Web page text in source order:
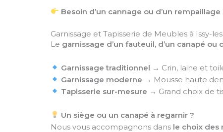
Besoin d’un cannage ou d’un
Garnissage et Tapisserie de Meubles à Issy-
Le garnissage d’un fauteuil, d’un canapé ou
Garnissage traditionnel → Crin, laine et
Garnissage moderne → Mousse haute
Tapisserie sur-mesure → Grand choix de
Un siège ou un canapé à regarnir ?
Nous vous accompagnons dans le choix des